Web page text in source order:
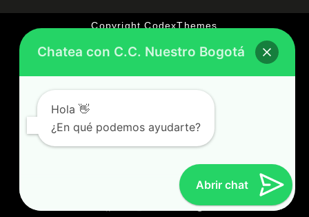
Copyright CodexThemes
Terminos y Condiciones
Queremos Escucharte
Aviso de Privacidad
Tratamiento de Datos
Gestión Ambiental
Chatea con C.C. Nuestro Bogotá
Hola 👋
¿En qué podemos ayudarte?
Abrir chat